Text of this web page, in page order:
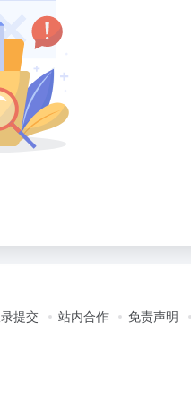
提交 站内合作 免责声明